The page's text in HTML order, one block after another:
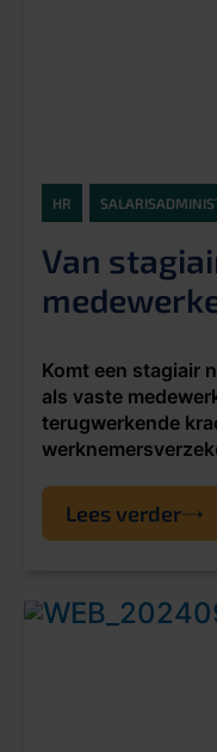
HR
Van
Komt een stagiair
als vaste
terugwerkende
Lees verder